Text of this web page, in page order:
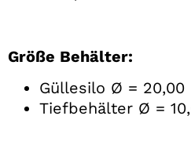
Größe Behälter:
Güllesilo Ø =
Tiefbehälter Ø =